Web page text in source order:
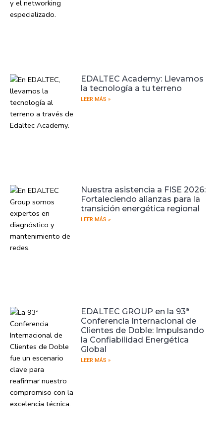
EDALTEC Academy: Llevamos
la tecnología a tu terreno
LEER MÁS »
Nuestra asistencia a FISE 2026:
Fortaleciendo alianzas para la
transición energética regional
LEER MÁS »
EDALTEC GROUP en la 93ª
Conferencia Internacional de
Clientes de Doble: Impulsando
la Confiabilidad Energética
Global
LEER MÁS »